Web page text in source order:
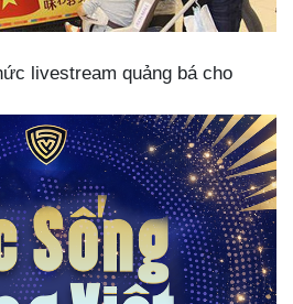
livestream quảng bá cho